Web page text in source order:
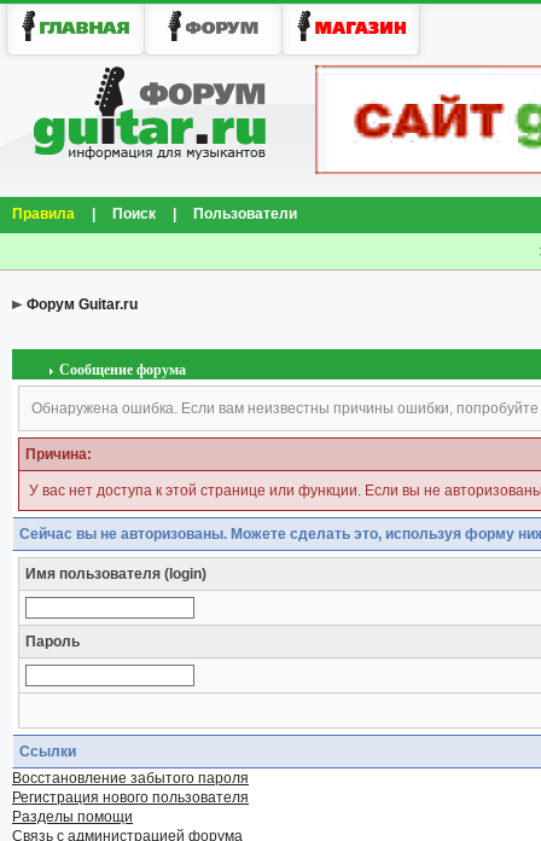
Правила Поиск Пользователи
Форум Guitar.ru
Сообщение форума
Обнаружена ошибка. Если вам неизвестны причины ошибки, попробуйте
Причина:
У вас нет доступа к этой странице или функции. Если вы не
Сейчас вы не авторизованы. Можете сделать это, используя форму
Имя пользователя (login)
Пароль
Ссылки
Восстановление забытого пароля
Регистрация нового пользователя
Разделы помощи
Связь с администрацией форума